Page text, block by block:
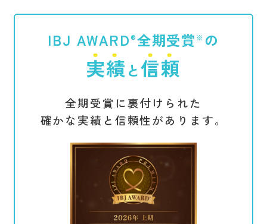
IBJ AWARD®︎全期受賞 ※ の
実績 と信頼
全期受賞に裏付けられた
確かな実績と信頼性があります。